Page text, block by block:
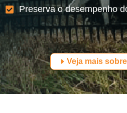
Preserva o desempenho
Veja mais